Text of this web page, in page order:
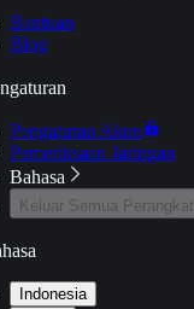
Bantuan
Blog
Pengaturan Akun
Pemeriksaan Jaringan
Bahasa
Keluar Semua Perangkat
Indonesia